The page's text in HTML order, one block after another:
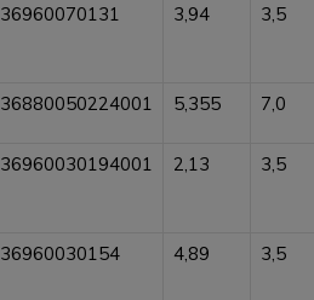
36960070131 3,94 3,5
36880050224001 5,355 7,0
36960030194001 2,13 3,5
36960030154 4,89 3,5